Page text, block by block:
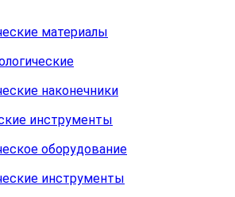
материалы
наконечники
инструменты
оборудование
инструменты